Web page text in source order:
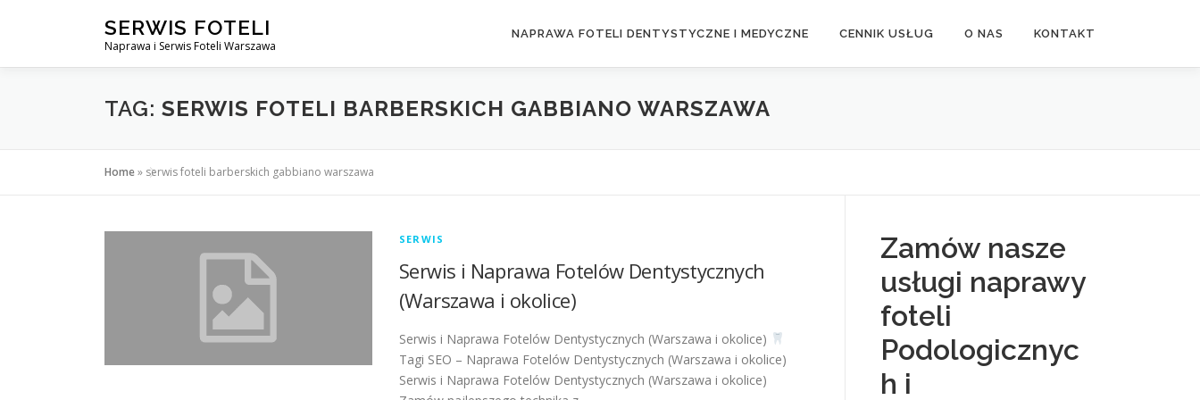
SERWIS FOTELI
Naprawa i Serwis Foteli Warszawa
NAPRAWA FOTELI DENTYSTYCZNE I MEDYCZNE CENNIK USŁUG O NAS KONTAKT
TAG: SERWIS FOTELI BARBERSKICH GABBIANO WARSZAWA
Home» serwis foteli barberskich gabbiano warszawa
SERWIS
Serwis i Naprawa Fotelów Dentystycznych
(Warszawa i okolice)
Serwis i Naprawa Fotelów Dentystycznych (Warszawa i okolice)
Tagi SEO – Naprawa Fotelów Dentystycznych (Warszawa i okolice)
Serwis i Naprawa Fotelów Dentystycznych (Warszawa i okolice)
Zamów nasze
usługi naprawy
foteli
Podologicznyc
h i